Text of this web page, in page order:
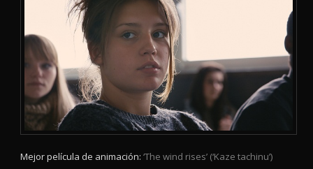
Mejor película de animación: ‘The wind rises’ (‘Kaze tachinu’)